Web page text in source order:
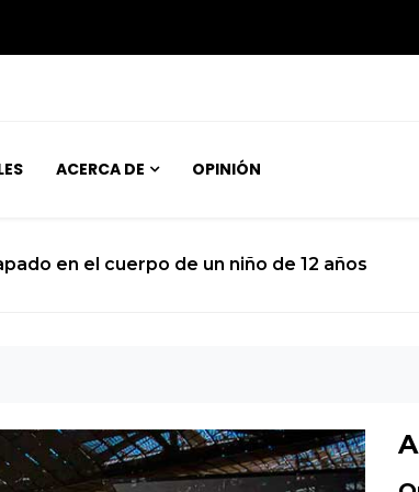
ACERCA DE OPINIÓN
en el cuerpo de un niño de 12 años